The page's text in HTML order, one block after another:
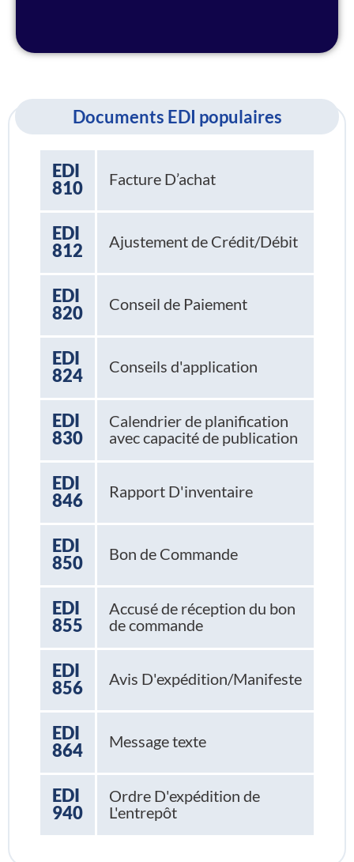
Documents EDI populaires
EDI
810
Facture D’achat
EDI
812
Ajustement de Crédit/Débit
EDI
820
Conseil de Paiement
EDI
824
Conseils d'application
EDI
830
Calendrier de planification
avec capacité de publication
EDI
846
Rapport D'inventaire
EDI
850
Bon de Commande
EDI
855
Accusé de réception du bon
de commande
EDI
856
Avis D'expédition/Manifeste
EDI
864
Message texte
EDI
940
Ordre D'expédition de
L'entrepôt